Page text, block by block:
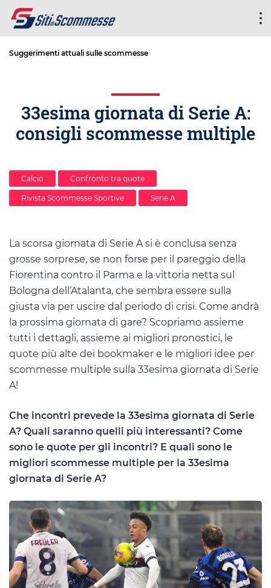
Suggerimenti attuali sulle scommesse
33esima giornata di Serie A:
consigli scommesse multiple
Calcio Confronto tra quote
Rivista Scommesse Sportive Serie A
La scorsa giornata di Serie A si è conclusa senza
grosse sorprese, se non forse per il pareggio della
Fiorentina contro il Parma e la vittoria netta sul
Bologna dell’Atalanta, che sembra essere sulla
giusta via per uscire dal periodo di crisi. Come andrà
la prossima giornata di gare? Scopriamo assieme
tutti i dettagli, assieme ai migliori pronostici, le
quote più alte dei bookmaker e le migliori idee per
scommesse multiple sulla 33esima giornata di Serie
A!
Che incontri prevede la 33esima giornata di Serie
A? Quali saranno quelli più interessanti? Come
sono le quote per gli incontri? E quali sono le
migliori scommesse multiple per la 33esima
giornata di Serie A?